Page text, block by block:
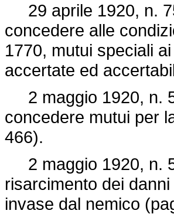
29 aprile 1920, n.
concedere alle
1770, mutui speciali
accertate ed
2 maggio 1920, n.
concedere mutui per
466).
2 maggio 1920, n.
risarcimento dei
invase dal nemico